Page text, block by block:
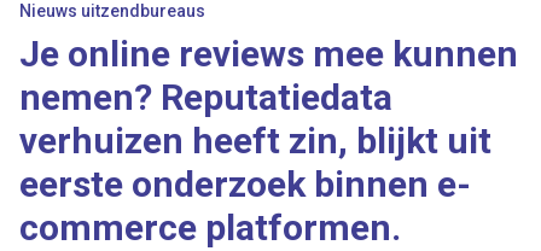
Nieuws uitzendbureaus
Je online reviews mee kunnen
nemen? Reputatiedata
verhuizen heeft zin, blijkt uit
eerste onderzoek binnen e-
commerce platformen.